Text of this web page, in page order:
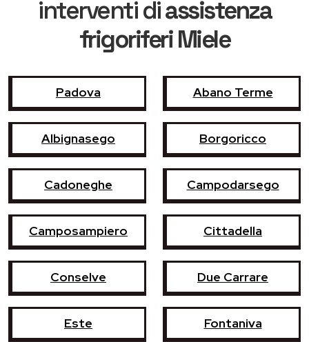
interventi diassistenza
frigoriferi Miele
Padova Abano Terme
Albignasego Borgoricco
Cadoneghe Campodarsego
Camposampiero Cittadella
Conselve Due Carrare
Este Fontaniva